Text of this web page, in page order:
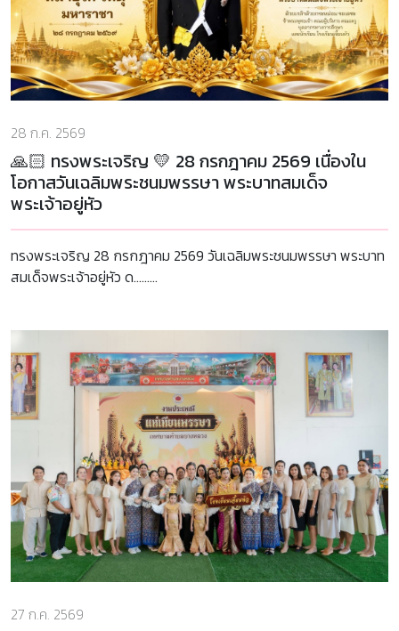
28 ก.ค. 2569
🙏🏻 ทรงพระเจริญ 💛 28 กรกฎาคม 2569 เนื่องใน
โอกาสวันเฉลิมพระชนมพรรษา พระบาทสมเด็จ
พระเจ้าอยู่หัว
ทรงพระเจริญ 28 กรกฎาคม 2569 วันเฉลิมพระชนมพรรษา พระบาท
สมเด็จพระเจ้าอยู่หัว ด.........
27 ก.ค. 2569